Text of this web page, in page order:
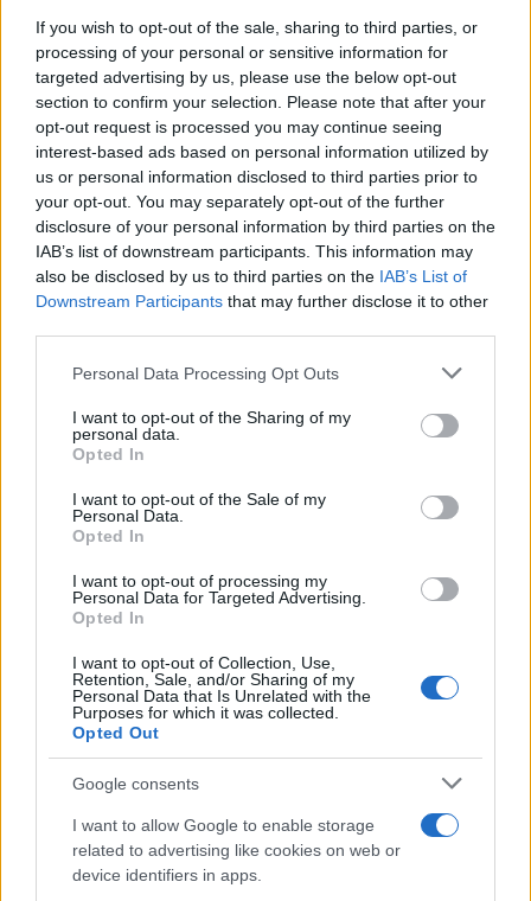
If you wish to opt-out of the sale, sharing to third parties, or
processing of your personal or sensitive information for
targeted advertising by us, please use the below opt-out
section to confirm your selection. Please note that after your
opt-out request is processed you may continue seeing
interest-based ads based on personal information utilized by
us or personal information disclosed to third parties prior to
your opt-out. You may separately opt-out of the further
disclosure of your personal information by third parties on the
IAB’s list of downstream participants. This information may
also be disclosed by us to third parties on the IAB’s List of
Downstream Participants that may further disclose it to other
Please note that this website/app uses one or more Google
not limited to your visit or usage behaviour. You may click to
grant or deny consent to Google and its third-party tags to
use your data for below specified purposes in below Google
consent section.
Personal Data Processing Opt Outs
I want to opt-out of the Sharing of my
personal data.
Opted In
I want to opt-out of the Sale of my
Personal Data.
Opted In
I want to opt-out of processing my
Personal Data for Targeted Advertising.
Opted In
I want to opt-out of Collection, Use,
Retention, Sale, and/or Sharing of my
Personal Data that Is Unrelated with the
Purposes for which it was collected.
Opted Out
Google consents
I want to allow Google to enable storage
related to advertising like cookies on web or
device identifiers in apps.
Sei già abbonato?
Puoi effettuare l'accesso andando nella
sezioneLogindal menù del sito o
cliccandoqui
TEMI: Roberto Li Gioi Studenti Fuori Sede
Inviaci le tue segnalazioni,
i tuoi video e le tue foto
Su WhatsApp al numero +39
345 356 7512
Notizie in tempo reale?
GalluraOggi.it
Ricevi le nostre ultime news
daGoogle News
Condividi l'articolo